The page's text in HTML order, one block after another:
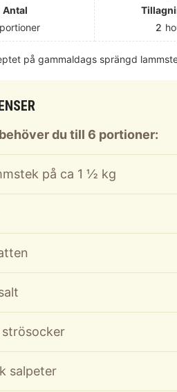
Antal
portioner
2
på gammaldags sprängd
du till 6 portioner:
på ca 1 ½ kg
salpeter